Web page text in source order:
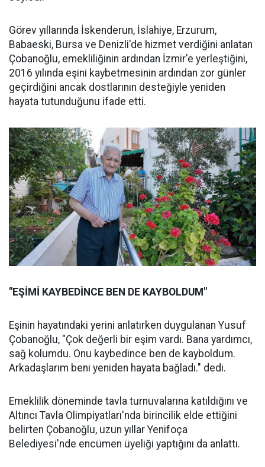
Görev yıllarında İskenderun, İslahiye, Erzurum,
Babaeski, Bursa ve Denizli'de hizmet verdiğini anlatan
Çobanoğlu, emekliliğinin ardından İzmir'e yerleştiğini,
2016 yılında eşini kaybetmesinin ardından zor günler
geçirdiğini ancak dostlarının desteğiyle yeniden
hayata tutunduğunu ifade etti.
"EŞİMİ KAYBEDİNCE BEN DE KAYBOLDUM"
Eşinin hayatındaki yerini anlatırken duygulanan Yusuf
Çobanoğlu, "Çok değerli bir eşim vardı. Bana yardımcı,
sağ kolumdu. Onu kaybedince ben de kayboldum.
Arkadaşlarım beni yeniden hayata bağladı." dedi.
Emeklilik döneminde tavla turnuvalarına katıldığını ve
Altıncı Tavla Olimpiyatları'nda birincilik elde ettiğini
belirten Çobanoğlu, uzun yıllar Yenifoça
Belediyesi'nde encümen üyeliği yaptığını da anlattı.